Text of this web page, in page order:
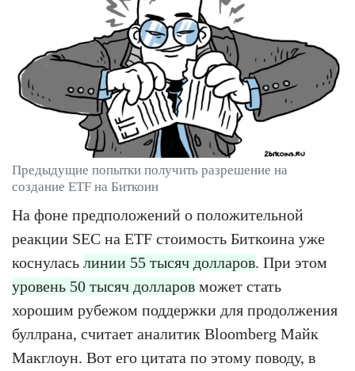
Предыдущие попытки получить разрешение на
создание ETF на Биткоин
На фоне предположений о положительной
реакции SEC на ETF стоимость Биткоина уже
коснулась линии 55 тысяч долларов. При этом
уровень 50 тысяч долларов может стать
хорошим рубежом поддержки для продолжения
буллрана, считает аналитик Bloomberg Майк
Макглоун. Вот его цитата по этому поводу, в